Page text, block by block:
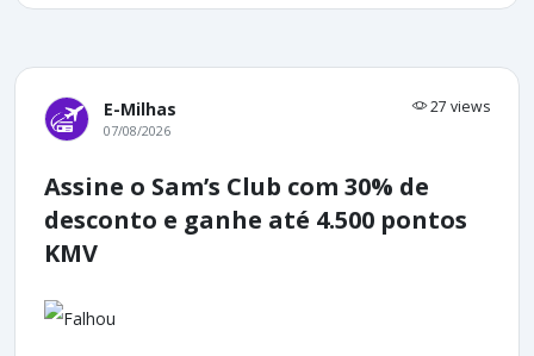
E-Milhas 27 views
07/08/2026
Assine o Sam’s Club com 30% de
desconto e ganhe até 4.500 pontos
KMV